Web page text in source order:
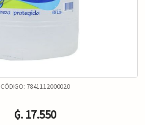
CÓDIGO: 7841112000020
₲. 17.550